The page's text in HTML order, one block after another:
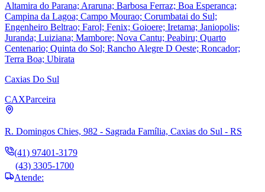
Altamira do Parana; Araruna; Barbosa Ferraz; Boa Esperanca;
Campina da Lagoa; Campo Mourao; Corumbatai do Sul;
Engenheiro Beltrao; Farol; Fenix; Goioere; Iretama; Janiopolis;
Juranda; Luiziana; Mambore; Nova Cantu; Peabiru; Quarto
Centenario; Quinta do Sol; Rancho Alegre D Oeste; Roncador;
Terra Boa; Ubirata
Caxias Do Sul
CAXParceira
R. Domingos Chies, 982 - Sagrada Família, Caxias do Sul - RS
(41) 97401-3179
(43) 3305-1700
Atende: